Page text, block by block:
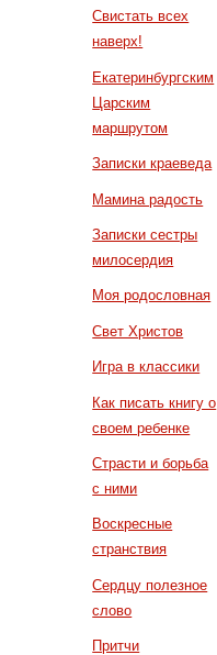
Свистать всех
наверх!
Екатеринбургским
Царским
маршрутом
Записки краеведа
Мамина радость
Записки сестры
милосердия
Моя родословная
Свет Христов
Игра в классики
Как писать книгу о
своем ребенке
Страсти и борьба
с ними
Воскресные
странствия
Сердцу полезное
слово
Притчи